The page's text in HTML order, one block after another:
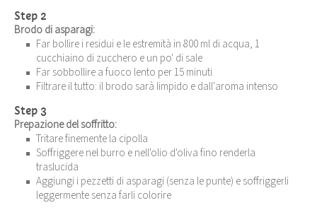
Step 2
Brodo di asparagi:
Far bollire i residui e le estremità in 800 ml di acqua, 1
cucchiaino di zucchero e un po' di sale
Far sobbollire a fuoco lento per 15 minuti
Filtrare il tutto: il brodo sarà limpido e dall'aroma intenso
Step 3
Prepazione del soffritto:
Tritare finemente la cipolla
Soffriggere nel burro e nell'olio d'oliva fino renderla
traslucida
Aggiungi i pezzetti di asparagi (senza le punte) e soffriggerli
leggermente senza farli colorire